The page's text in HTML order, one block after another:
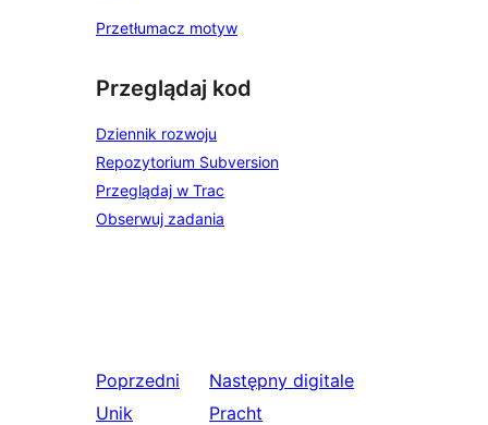
Przetłumacz motyw
Przeglądaj kod
Dziennik rozwoju
Repozytorium Subversion
Przeglądaj w Trac
Obserwuj zadania
Poprzedni
Unik
Następny digitale
Pracht